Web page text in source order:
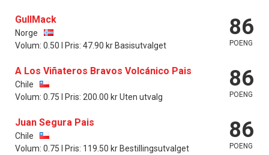
GullMack
Norge
Volum: 0.50 l Pris: 47.90 kr Basisutvalget
86
POENG
A Los Viñateros Bravos Volcánico Pais
Chile
Volum: 0.75 l Pris: 200.00 kr Uten utvalg
86
POENG
Juan Segura Pais
Chile
Volum: 0.75 l Pris: 119.50 kr Bestillingsutvalget
86
POENG